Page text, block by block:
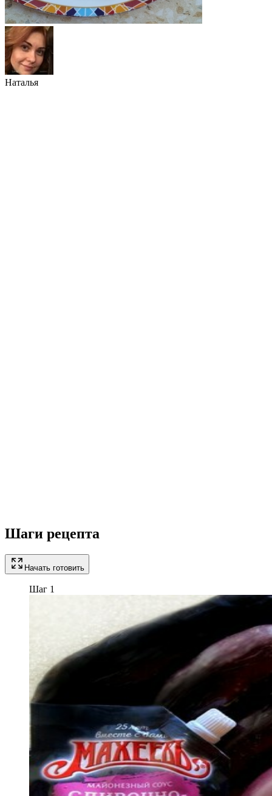
Наталья
Шаги рецепта
Начать готовить
Шаг 1